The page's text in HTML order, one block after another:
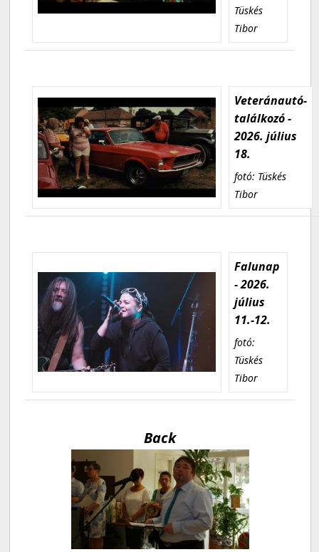
Tüskés
Tibor
Veteránautó-
találkozó -
2026. július
18.
fotó: Tüskés
Tibor
Falunap
- 2026.
július
11.-12.
fotó:
Tüskés
Tibor
Back